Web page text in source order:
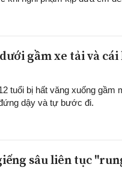
gầm xe tải và
tuổi bị hất văng xuống gầm
dậy và tự bước đi.
sâu liên tục